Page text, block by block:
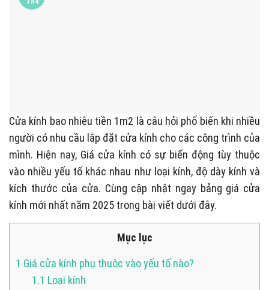
Cửa kính bao nhiêu tiền 1m2 là câu hỏi phổ biến khi nhiều
người có nhu cầu lắp đặt cửa kính cho các công trình của
mình. Hiện nay, Giá cửa kính có sự biến động tùy thuộc
vào nhiều yếu tố khác nhau như loại kính, độ dày kính và
kích thước của cửa. Cùng cập nhật ngay bảng giá cửa
kính mới nhất năm 2025 trong bài viết dưới đây.
Mục lục
1 Giá cửa kính phụ thuộc vào yếu tố nào?
1.1 Loại kính